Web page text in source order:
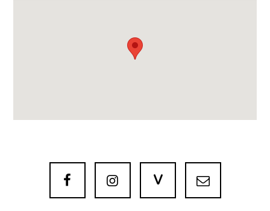
  V 